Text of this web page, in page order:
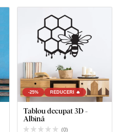
-25% REDUCERI 🔥
Tablou decupat 3D -
Albină
(0)